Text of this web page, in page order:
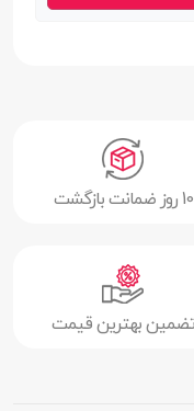
10 روز ضمانت بازگشت
تضمین بهترین قیمت